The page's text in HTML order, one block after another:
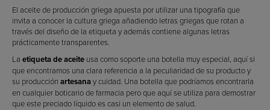
El aceite de producción griega apuesta por utilizar una tipografía que
invita a conocer la cultura griega añadiendo letras griegas que rotan a
través del diseño de la etiqueta y además contiene algunas letras
prácticamente transparentes.
La etiqueta de aceite usa como soporte una botella muy especial, aquí si
que encontramos una clara referencia a la peculiaridad de su producto y
su producción artesanay cuidad. Una botella que podríamos encontrarla
en cualquier boticario de farmacia pero que aquí se utiliza para demostrar
que este preciado líquido es casi un elemento de salud.